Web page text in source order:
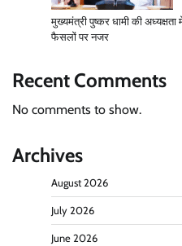
मुख्यमंत्री पुष्कर धामी की
फैसलों पर नजर
Recent Comments
No comments to show.
Archives
August 2026
July 2026
June 2026